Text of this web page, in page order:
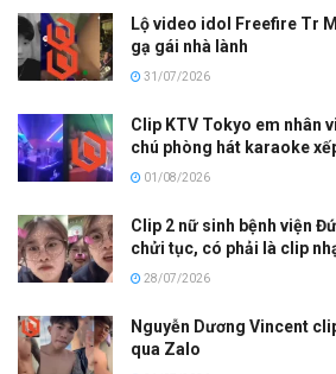
Lộ video idol Freefire Tr
gạ gái nhà lành
31/07/2026
Clip KTV Tokyo em nhân
chú phòng hát karaoke
01/08/2026
Clip 2 nữ sinh bệnh viện
chửi tục, có phải là clip
28/07/2026
Nguyễn Dương Vincent
qua Zalo